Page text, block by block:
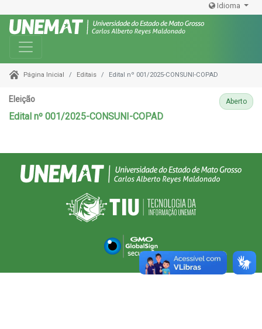
Idioma
Toggle navigation
Página Inicial Editais Edital nº 001/2025-CONSUNI-COPAD
Eleição Aberto
Edital nº 001/2025-CONSUNI-COPAD